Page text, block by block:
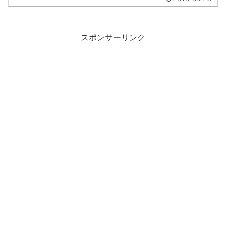
スポンサーリンク